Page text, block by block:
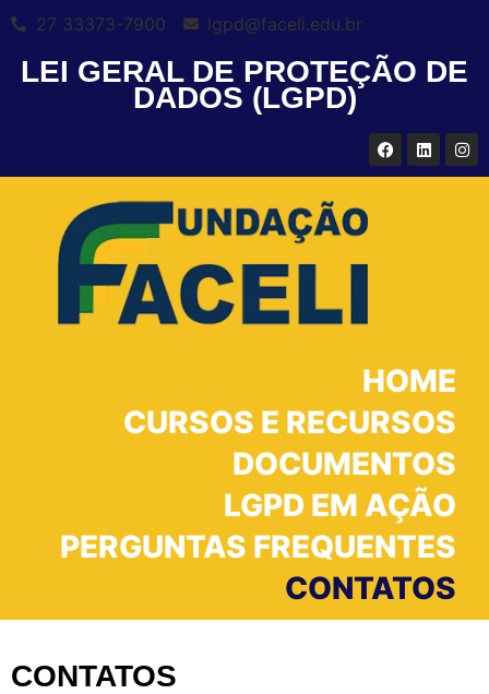
27 33373-7900 lgpd@faceli.edu.br
LEI GERAL DE PROTEÇÃO DE
DADOS (LGPD)
HOME
CURSOS E RECURSOS
DOCUMENTOS
LGPD EM AÇÃO
PERGUNTAS FREQUENTES
CONTATOS
CONTATOS